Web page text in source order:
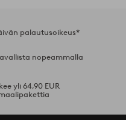
palautusoikeus*
nopeammalla
yli 64,90 EUR